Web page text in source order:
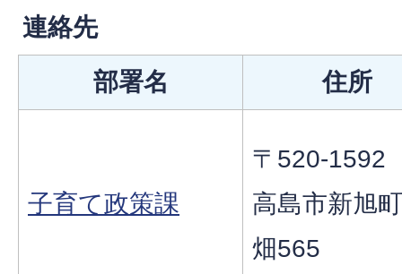
連絡先
部署名
住所
子育て政策課
〒520-1592
高島市新旭
畑565